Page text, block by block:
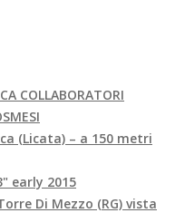
COLLABORATORI
(Licata) – a 150 metri
early 2015
Di Mezzo (RG) vista